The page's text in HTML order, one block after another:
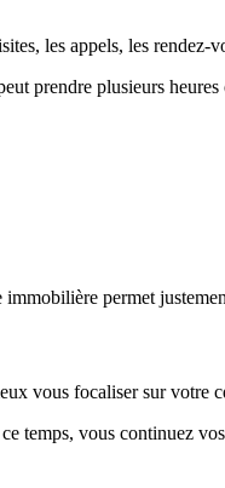
les appels, les rendez-
prendre plusieurs heures
permet
vous focaliser sur votre
temps, vous continuez